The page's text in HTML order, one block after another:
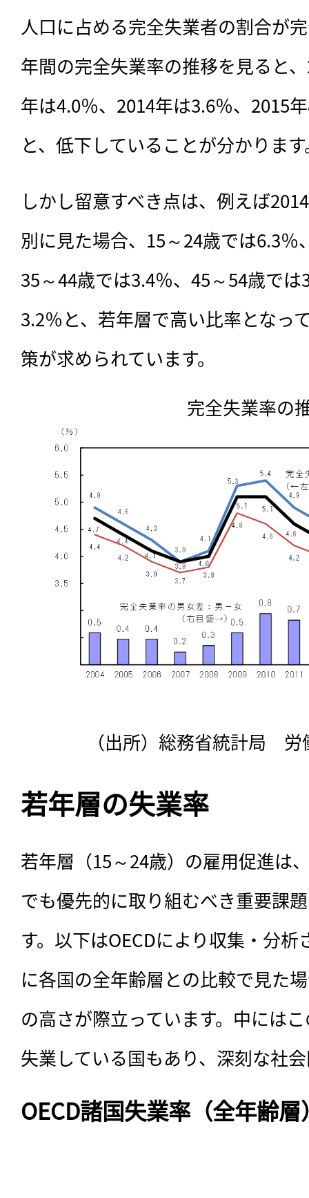
人口に占める完全失業者の割合が
年間の完全失業率の推移を見ると
年は4.0％、2014年は3.6％、2015
と、低下していることが分かりま
しかし留意すべき点は、例えば
別に見た場合、15～24歳では6.3％
35～44歳では3.4％、45～54歳で
3.2％と、若年層で高い比率となっ
策が求められています。
完全失業率の
（出所）総務省統計局 労
若年層の失業率
若年層（15～24歳）の雇用促進は
でも優先的に取り組むべき重要課
す。以下はOECDにより収集・分
に各国の全年齢層との比較で見た
の高さが際立っています。中には
失業している国もあり、深刻な社
OECD諸国失業率（全年齢